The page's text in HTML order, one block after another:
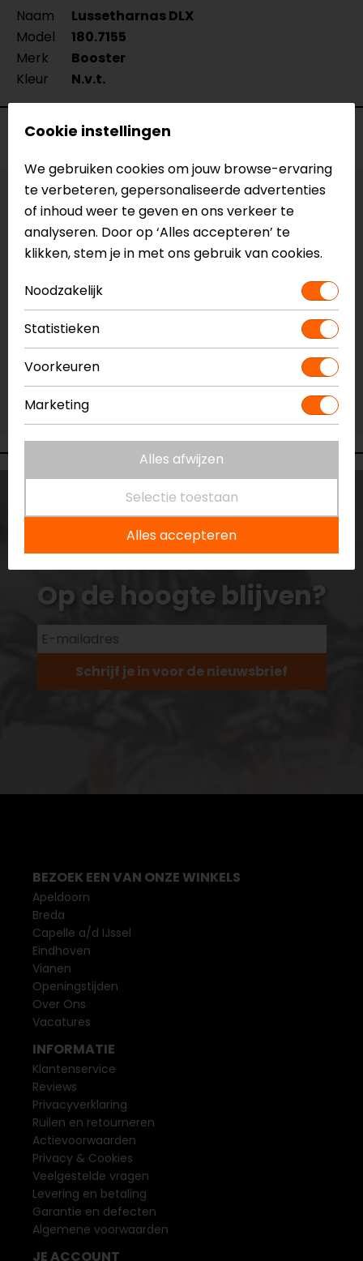
Naam
Lussetharnas DLX
Model
180.7155
Merk
Booster
Kleur
N.v.t.
Voorraad
Vestiging Apeldoorn
Niet op voorraad
Vestiging Breda
Vestiging Capelle a/d IJssel
Ruime voorraad
Vestiging Eindhoven
Niet op voorraad
Niet op voorraad
Op de hoogte blijven?
Schrijf je in voor de nieuwsbrief
Cookie instellingen
We gebruiken cookies om jouw browse-ervaring
te verbeteren, gepersonaliseerde advertenties
of inhoud weer te geven en ons verkeer te
analyseren. Door op ‘Alles accepteren’ te
klikken, stem je in met ons gebruik van cookies.
Noodzakelijk
Statistieken
Voorkeuren
Marketing
Alles afwijzen
Selectie toestaan
Alles accepteren
BEZOEK EEN VAN ONZE WINKELS
Apeldoorn
Breda
Capelle a/d IJssel
Eindhoven
Vianen
Openingstijden
Over Ons
Vacatures
INFORMATIE
Klantenservice
Reviews
Privacyverklaring
Ruilen en retourneren
Actievoorwaarden
Privacy & Cookies
Veelgestelde vragen
Levering en betaling
Garantie en defecten
Algemene voorwaarden
JE ACCOUNT